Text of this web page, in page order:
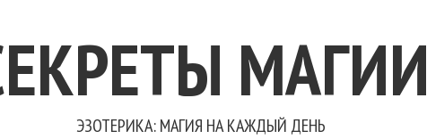
МАГИИ
ЭЗОТЕРИКА: МАГИЯ НА КАЖДЫЙ ДЕНЬ